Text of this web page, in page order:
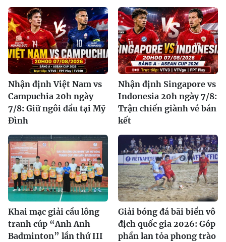
Nhận định Việt Nam vs
Campuchia 20h ngày
7/8: Giữ ngôi đầu tại Mỹ
Đình
Nhận định Singapore vs
Indonesia 20h ngày 7/8:
Trận chiến giành vé bán
kết
Khai mạc giải cầu lông
tranh cúp “Anh Anh
Badminton” lần thứ III
Giải bóng đá bãi biển vô
địch quốc gia 2026: Góp
phần lan tỏa phong trào